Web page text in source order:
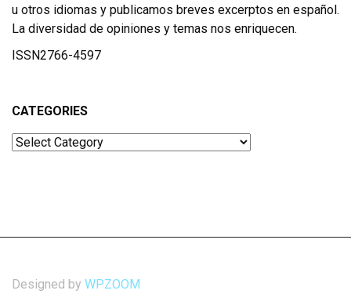
u otros idiomas y publicamos breves excerptos en español.
La diversidad de opiniones y temas nos enriquecen.
ISSN2766-4597
CATEGORIES
Categories
Designed by WPZOOM